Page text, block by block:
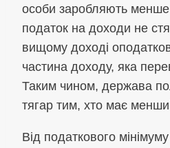
особи заробляють
податок на доходи не
вищому доході
частина доходу, яка
Таким чином, держава
тягар тим, хто має
Від податкового